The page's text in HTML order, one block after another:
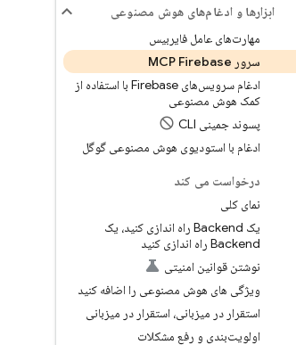
ابزارها و ادغام‌های هوش مصنوعی
مهارت‌های عامل فایربیس
سرور MCP Firebase
ادغام سرویس‌های Firebase با استفاده از
کمک هوش مصنوعی
پسوند جمینی CLI
ادغام با استودیوی هوش مصنوعی گوگل
درخواست می کند
نمای کلی
یک Backend راه اندازی کنید، یک
Backend راه اندازی کنید
نوشتن قوانین امنیتی
ویژگی های هوش مصنوعی را اضافه کنید
استقرار در میزبانی، استقرار در میزبانی
اولویت‌بندی و رفع مشکلات